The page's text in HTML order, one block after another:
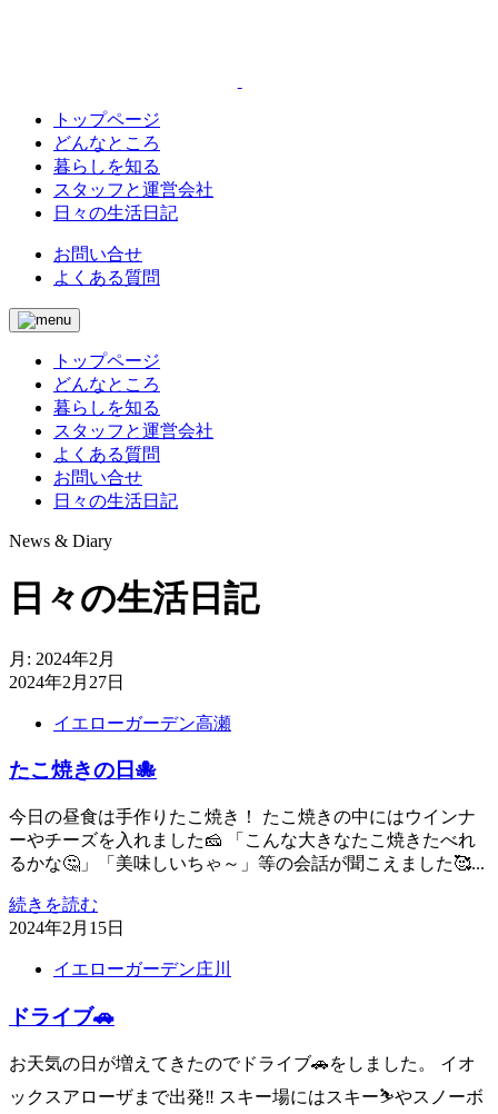
トップページ
どんなところ
暮らしを知る
スタッフと運営会社
日々の生活日記
お問い合せ
よくある質問
トップページ
どんなところ
暮らしを知る
スタッフと運営会社
よくある質問
お問い合せ
日々の生活日記
News & Diary
日々の生活日記
月: 2024年2月
2024年2月27日
イエローガーデン高瀬
たこ焼きの日🐙
今日の昼食は手作りたこ焼き！ たこ焼きの中にはウインナ
ーやチーズを入れました🧀 「こんな大きなたこ焼きたべれ
るかな🤔」「美味しいちゃ～」等の会話が聞こえました🥰...
続きを読む
2024年2月15日
イエローガーデン庄川
ドライブ🚗
お天気の日が増えてきたのでドライブ🚗をしました。 イオ
ックスアローザまで出発‼︎ スキー場にはスキー⛷️やスノーボ